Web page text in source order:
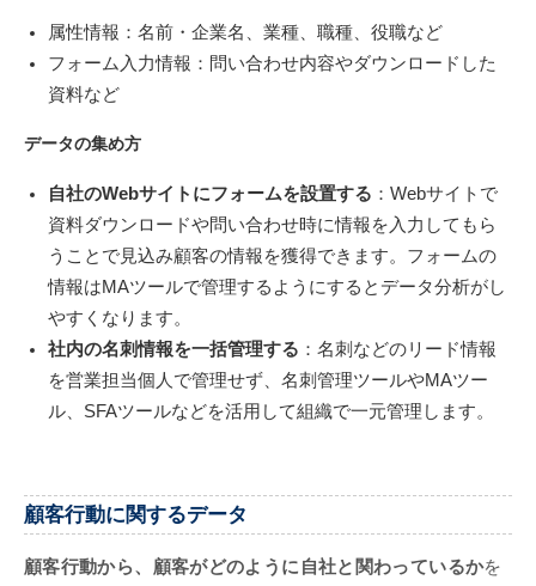
属性情報：名前・企業名、業種、職種、役職など
フォーム入力情報：問い合わせ内容やダウンロードした
資料など
データの集め方
自社のWebサイトにフォームを設置する ：Webサイトで
資料ダウンロードや問い合わせ時に情報を入力してもら
うことで見込み顧客の情報を獲得できます。フォームの
情報はMAツールで管理するようにするとデータ分析がし
やすくなります。
社内の名刺情報を一括管理する ：名刺などのリード情報
を営業担当個人で管理せず、名刺管理ツールやMAツー
ル、SFAツールなどを活用して組織で一元管理します。
顧客行動に関するデータ
顧客行動から、顧客がどのように自社と関わっているかを